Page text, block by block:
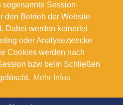
sogenannte Session-
den Betrieb der Website
Dabei werden keinerlei
oder Analysezwecke
Cookies werden nach
bzw beim Schließen
Mehr Infos